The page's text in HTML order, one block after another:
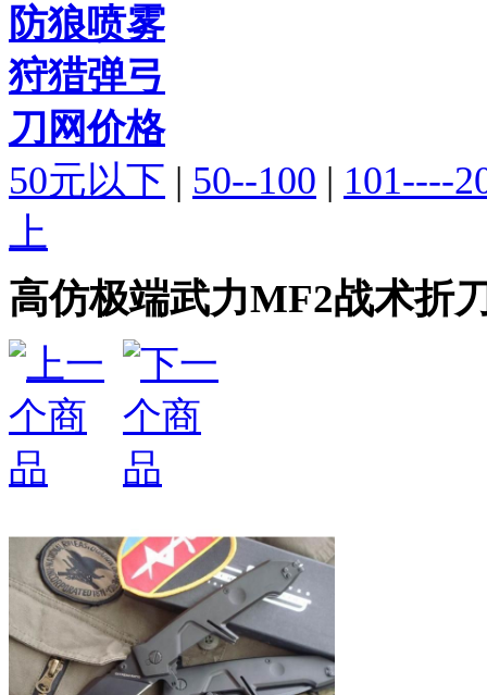
防狼喷雾
狩猎弹弓
刀网价格
50元以下 | 50--100 | 101----
上
高仿极端武力MF2战术折